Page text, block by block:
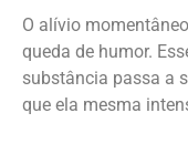
O alívio
queda de humor.
substância passa a
que ela mesma